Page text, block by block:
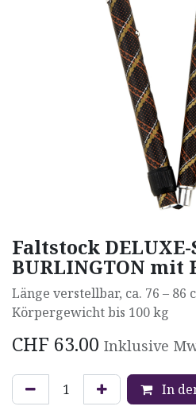
Faltstock
BURLINGTON
Länge verstellbar, ca. 76 – 86
Körpergewicht bis 100 kg
CHF 63.00 Inklusive
In